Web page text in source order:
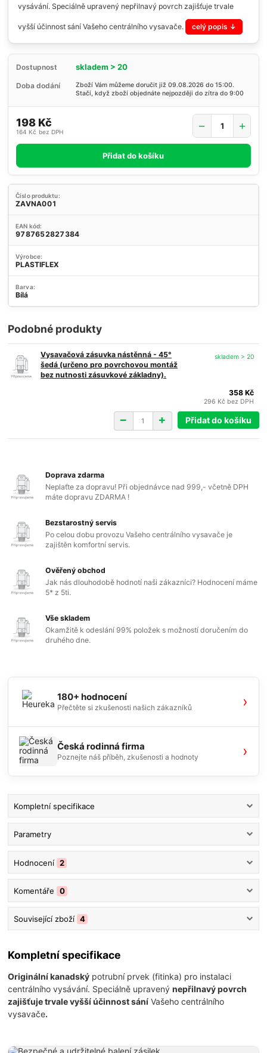
vysávání. Speciálně upravený nepřilnavý povrch zajišťuje trvale
vyšší účinnost sání Vašeho centrálního vysavače. celý popis
Dostupnost skladem > 20
Doba dodání
Zboží Vám můžeme doručit již 09.08.2026 do 15:00.
Stačí, když zboží objednáte nejpozději do zítra do 9:00
198 Kč
164 Kč bez DPH
Přidat do košíku
Číslo produktu:
ZAVNA001
EAN kód:
9787652827384
Výrobce:
PLASTIFLEX
Barva:
Bílá
Podobné produkty
Vysavačová zásuvka nástěnná - 45°
šedá (určeno pro povrchovou montáž
bez nutnosti zásuvkové základny).
358 Kč
296 Kč bez DPH
skladem > 20
Přidat do košíku
Doprava zdarma
Neplaťte za dopravu! Při objednávce nad 999,- včetně DPH
máte dopravu ZDARMA !
Bezstarostný servis
Po celou dobu provozu Vašeho centrálního vysavače je
zajištěn komfortní servis.
Ověřený obchod
Jak nás dlouhodobě hodnotí naši zákazníci? Hodnocení máme
5* z 5ti.
Vše skladem
Okamžitě k odeslání 99% položek s možností doručením do
druhého dne.
180+ hodnocení
Přečtěte si zkušenosti našich zákazníků ›
Česká rodinná firma
Poznejte náš příběh, zkušenosti a hodnoty ›
Kompletní specifikace
Parametry
Hodnocení 2
Komentáře 0
Související zboží 4
Kompletní specifikace
Originální kanadský potrubní prvek (fitinka) pro instalaci
centrálního vysávání. Speciálně upravenýnepřilnavý povrch
zajišťuje trvale vyšší účinnost sání Vašeho centrálního
vysavače.